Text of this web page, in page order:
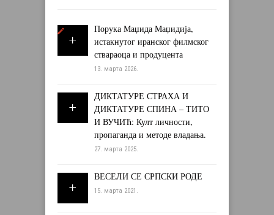
Порука Маџида Маџидија,
истакнутог иранског филмског
ствараоца и продуцента
13. марта 2026.
ДИКТАТУРЕ СТРАХА И
ДИКТАТУРЕ СПИНА – ТИТО
И ВУЧИЋ: Култ личности,
пропаганда и методе владања.
27. марта 2025.
ВЕСЕЛИ СЕ СРПСКИ РОДЕ
15. марта 2021.